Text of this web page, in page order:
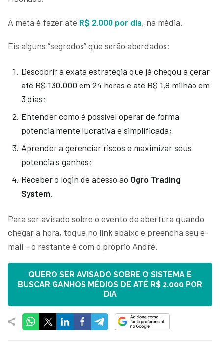
A meta é fazer até R$ 2.000 por dia, na média.
Eis alguns “segredos” que serão abordados:
Descobrir a exata estratégia que já chegou a gerar
até R$ 130.000 em 24 horas e até R$ 1,8 milhão em
3 dias;
Entender como é possível operar de forma
potencialmente lucrativa e simplificada;
Aprender a gerenciar riscos e maximizar seus
potenciais ganhos;
Receber o login de acesso ao Ogro Trading
System.
Para ser avisado sobre o evento de abertura quando
chegar a hora, toque no link abaixo e preencha seu e-
mail – o restante é com o próprio André.
QUERO SER AVISADO SOBRE O SISTEMA E
BUSCAR GANHOS MÉDIOS DE ATÉ R$ 2.000 POR
DIA